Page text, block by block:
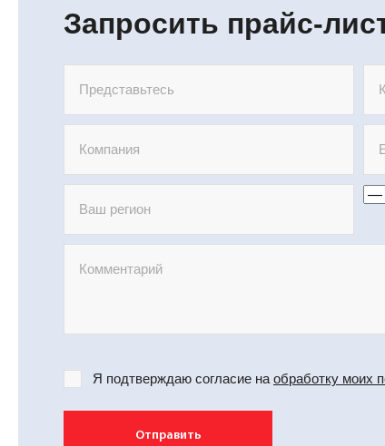
Запросить прайс-
Я подтверждаю согласие на обработку моих
Отправить